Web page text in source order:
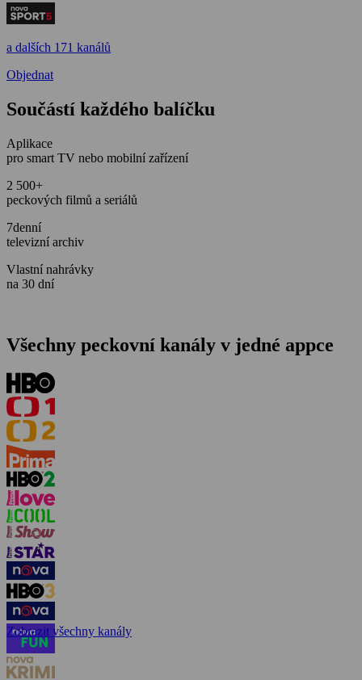
a dalších 171 kanálů
Objednat
Součástí každého balíčku
Aplikace
pro smart TV nebo mobilní zařízení
2 500+
peckových filmů a seriálů
7denní
televizní archiv
Vlastní nahrávky
na 30 dní
Všechny peckovní kanály v jedné appce
Zobrazit všechny kanály